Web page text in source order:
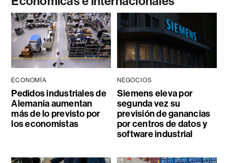
ECONOMÍA
Pedidos industriales de
Alemania aumentan
más de lo previsto por
los economistas
NEGOCIOS
Siemens eleva por
segunda vez su
previsión de ganancias
por centros de datos y
software industrial